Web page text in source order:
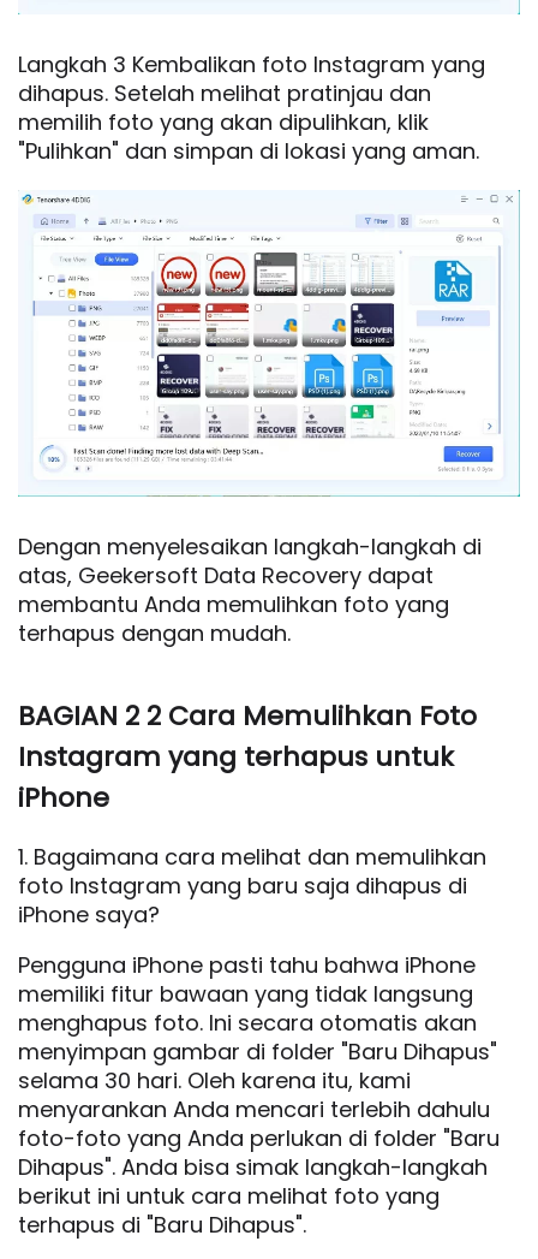
Langkah 3 Kembalikan foto Instagram yang
dihapus. Setelah melihat pratinjau dan
memilih foto yang akan dipulihkan, klik
"Pulihkan" dan simpan di lokasi yang aman.
Dengan menyelesaikan langkah-langkah di
atas, Geekersoft Data Recovery dapat
membantu Anda memulihkan foto yang
terhapus dengan mudah.
BAGIAN 2 2 Cara Memulihkan Foto
Instagram yang terhapus untuk
iPhone
1. Bagaimana cara melihat dan memulihkan
foto Instagram yang baru saja dihapus di
iPhone saya?
Pengguna iPhone pasti tahu bahwa iPhone
memiliki fitur bawaan yang tidak langsung
menghapus foto. Ini secara otomatis akan
menyimpan gambar di folder "Baru Dihapus"
selama 30 hari. Oleh karena itu, kami
menyarankan Anda mencari terlebih dahulu
foto-foto yang Anda perlukan di folder "Baru
Dihapus". Anda bisa simak langkah-langkah
berikut ini untuk cara melihat foto yang
terhapus di "Baru Dihapus".